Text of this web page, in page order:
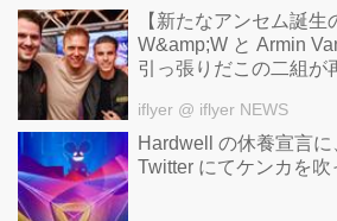
【新たなアンセム誕生
W&amp;W と Armin
引っ張りだこの二組が
iflyer @ iflyer NEWS
Hardwell の休養宣言
Twitter にてケンカを吹